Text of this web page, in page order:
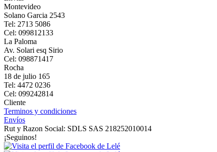
Montevideo
Solano Garcia 2543
Tel: 2713 5086
Cel: 099812133
La Paloma
Av. Solari esq Sirio
Cel: 098871417
Rocha
18 de julio 165
Tel: 4472 0236
Cel: 099242814
Cliente
Terminos y condiciones
Envíos
Rut y Razon Social: SDLS SAS 218252010014
¡Seguinos!